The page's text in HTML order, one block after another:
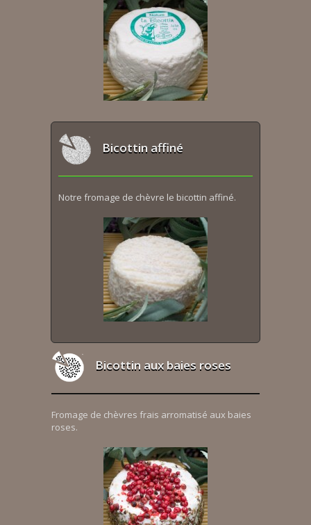
Bicottin affiné
Notre fromage de chèvre le bicottin affiné.
Bicottin aux baies roses
Fromage de chèvres frais arromatisé aux baies
roses.